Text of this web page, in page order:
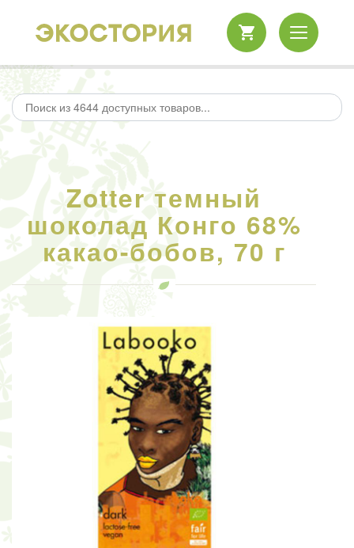
Zotter темный
шоколад Конго 68%
какао-бобов, 70 г